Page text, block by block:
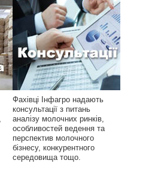
Фахівці Інфагро надають
консультації з питань
аналізу молочних ринків,
особливостей ведення та
перспектив молочного
бізнесу, конкурентного
середовища тощо.